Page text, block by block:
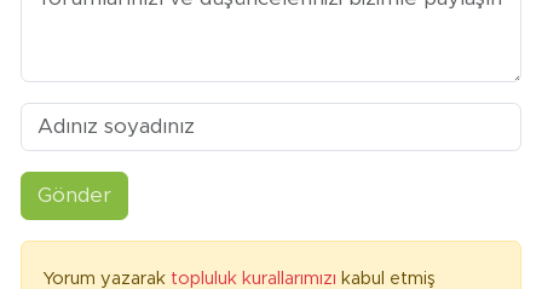
Gönder
Yorum yazarak topluluk kurallarımızı kabul etmiş